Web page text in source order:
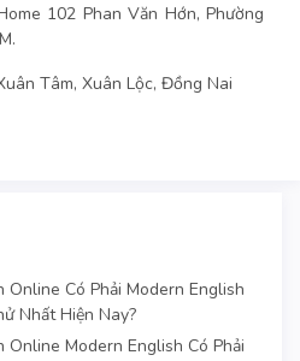
102 Phan Văn Hớn, Phường
Tâm, Xuân Lộc, Đồng Nai
Online Có Phải Modern English
Nhất Hiện Nay?
Online Modern English Có Phải